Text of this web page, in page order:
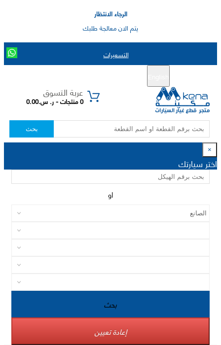
الرجاء الانتظار
يتم الان معالجة طلبك
التسعيرات
عربة التسوق
0 منتجات - ر. س.0.00
بحث
×
اختر سيارتك
او
بحث
إعادة تعيين